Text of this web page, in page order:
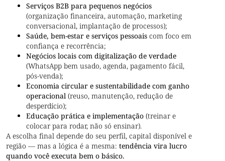
Serviços B2B para pequenos negócios
(organização financeira, automação, marketing
conversacional, implantação de processos);
Saúde, bem-estar e serviços pessoais com foco em
confiança e recorrência;
Negócios locais com digitalização de verdade
(WhatsApp bem usado, agenda, pagamento fácil,
pós-venda);
Economia circular e sustentabilidade com ganho
operacional (reuso, manutenção, redução de
desperdício);
Educação prática e implementação (treinar e
colocar para rodar, não só ensinar).
A escolha final depende do seu perfil, capital disponível e
região — mas a lógica é a mesma:tendência vira lucro
quando você executa bem o básico.